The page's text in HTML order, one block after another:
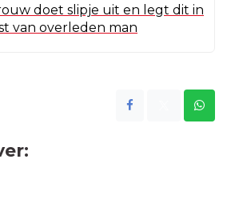
doet slipje uit en legt dit in
van overleden man